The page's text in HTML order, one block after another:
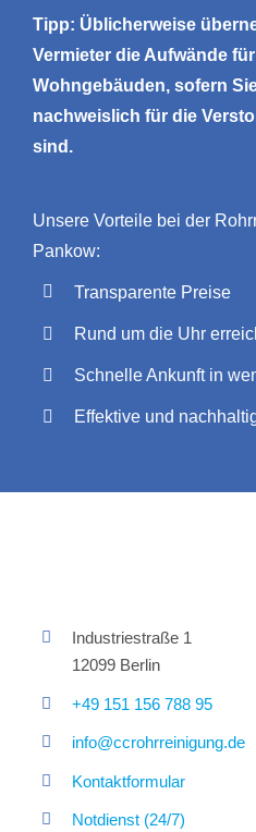
Tipp: Üblicherweise
Vermieter die Aufwände
Wohngebäuden, sofern
nachweislich für die
sind.
Unsere Vorteile bei der
Pankow:
Transparente Preise
Rund um die Uhr
Schnelle Ankunft in
Effektive und
Industriestraße 1
12099 Berlin
+49 151 156 788 95
info@ccrohrreinigung.de
Kontaktformular
Notdienst (24/7)